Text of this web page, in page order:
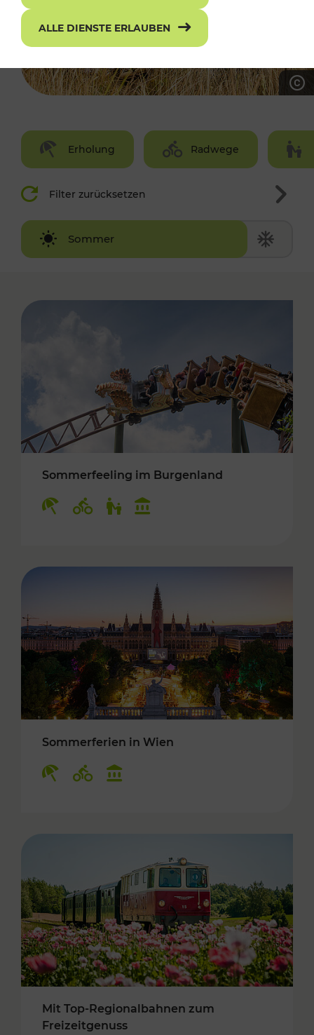
Erholung Radwege
Filter zurücksetzen
Sommer
Winter
Sommerfeeling im Burgenland
Sommerferien in Wien
Mit Top-Regionalbahnen zum
Freizeitgenuss
ALLE DIENSTE ERLAUBEN